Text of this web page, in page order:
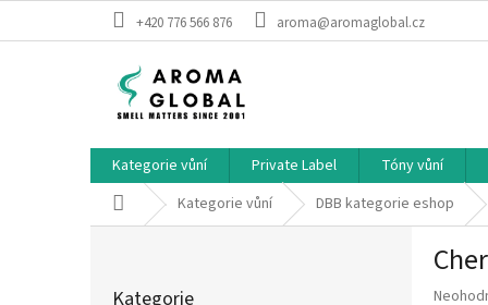
+420 776 566 876 aroma@aromaglobal.cz
Kategorie vůní Private Label Tóny vůní
Domů Kategorie vůní DBB kategorie eshop
Kategorie